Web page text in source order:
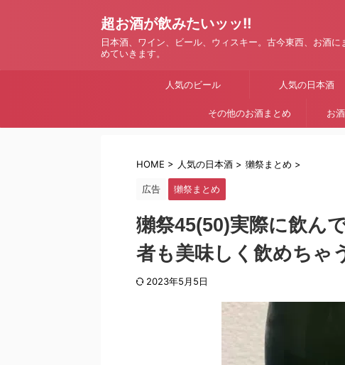
超お酒が飲みたいッッ!!
日本酒、ワイン、ビール、ウィスキー。古今東西、お酒に
めていきます。
人気のビール 人気の日本酒
その他のお酒まとめ お
HOME > 人気の日本酒 > 獺祭まとめ >
広告 獺祭まとめ
獺祭45(50)実際に飲ん
者も美味しく飲めちゃ
2023年5月5日